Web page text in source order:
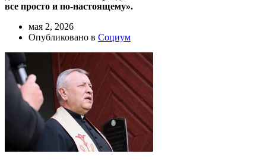
все просто и по-настоящему».
мая 2, 2026
Опубликовано в Социум